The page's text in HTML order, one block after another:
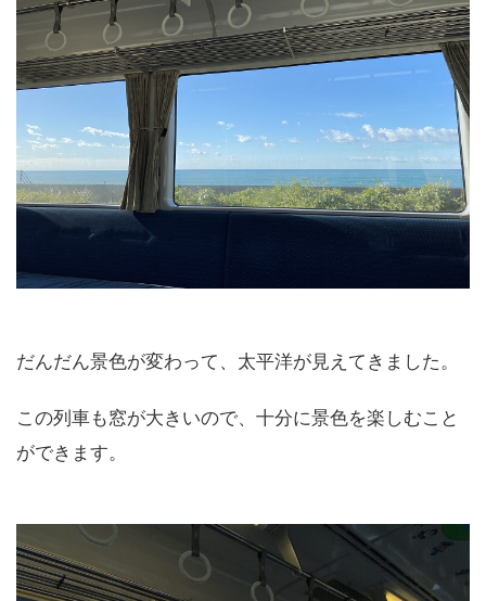
だんだん景色が変わって、太平洋が見えてきました。
この列車も窓が大きいので、十分に景色を楽しむこと
ができます。